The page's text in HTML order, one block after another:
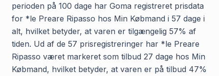
perioden på 100 dage har Goma registreret prisdata
for *le Preare Ripasso hos Min Købmand i 57 dage i
alt, hvilket betyder, at varen er tilgængelig 57% af
tiden. Ud af de 57 prisregistreringer har *le Preare
Ripasso været markeret som tilbud 27 dage hos Min
Købmand, hvilket betyder, at varen er på tilbud 47%